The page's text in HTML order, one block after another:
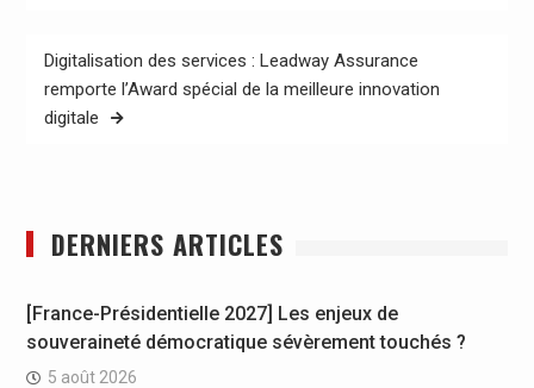
Digitalisation des services : Leadway Assurance
remporte l’Award spécial de la meilleure innovation
digitale
DERNIERS ARTICLES
[France-Présidentielle 2027] Les enjeux de
souveraineté démocratique sévèrement touchés ?
5 août 2026